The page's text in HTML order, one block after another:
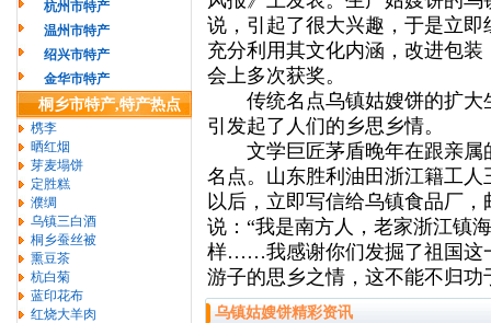
杭州市特产
温州市特产
绍兴市特产
金华市特产
桐乡市特产,特产热点
槜李
晒红烟
芽麦塌饼
定胜糕
濮绸
乌镇三白酒
桐乡蚕丝被
熏豆茶
杭白菊
蓝印花布
红烧大羊肉
说，引起了很大兴趣，于是立
充分利用其文化内涵，改进包
会上多次获奖。
传统名点乌镇姑嫂饼的扩大
引发起了人们的乡思乡情。
文学巨匠茅盾晚年在跟亲属
名点。山东胜利油田浙江籍工
以后，立即写信给乌镇食品厂
说：“我是南方人，老家浙江镇
样……我感谢你们发掘了祖国这
游子的思乡之情，这不能不归
乌镇姑嫂饼精彩资讯